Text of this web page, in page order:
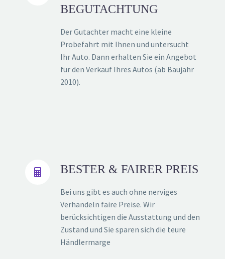
BEGUTACHTUNG
Der Gutachter macht eine kleine
Probefahrt mit Ihnen und untersucht
Ihr Auto. Dann erhalten Sie ein Angebot
für den Verkauf Ihres Autos (ab Baujahr
2010).

 BESTER & FAIRER PREIS
Bei uns gibt es auch ohne nerviges
Verhandeln faire Preise. Wir
berücksichtigen die Ausstattung und den
Zustand und Sie sparen sich die teure
Händlermarge